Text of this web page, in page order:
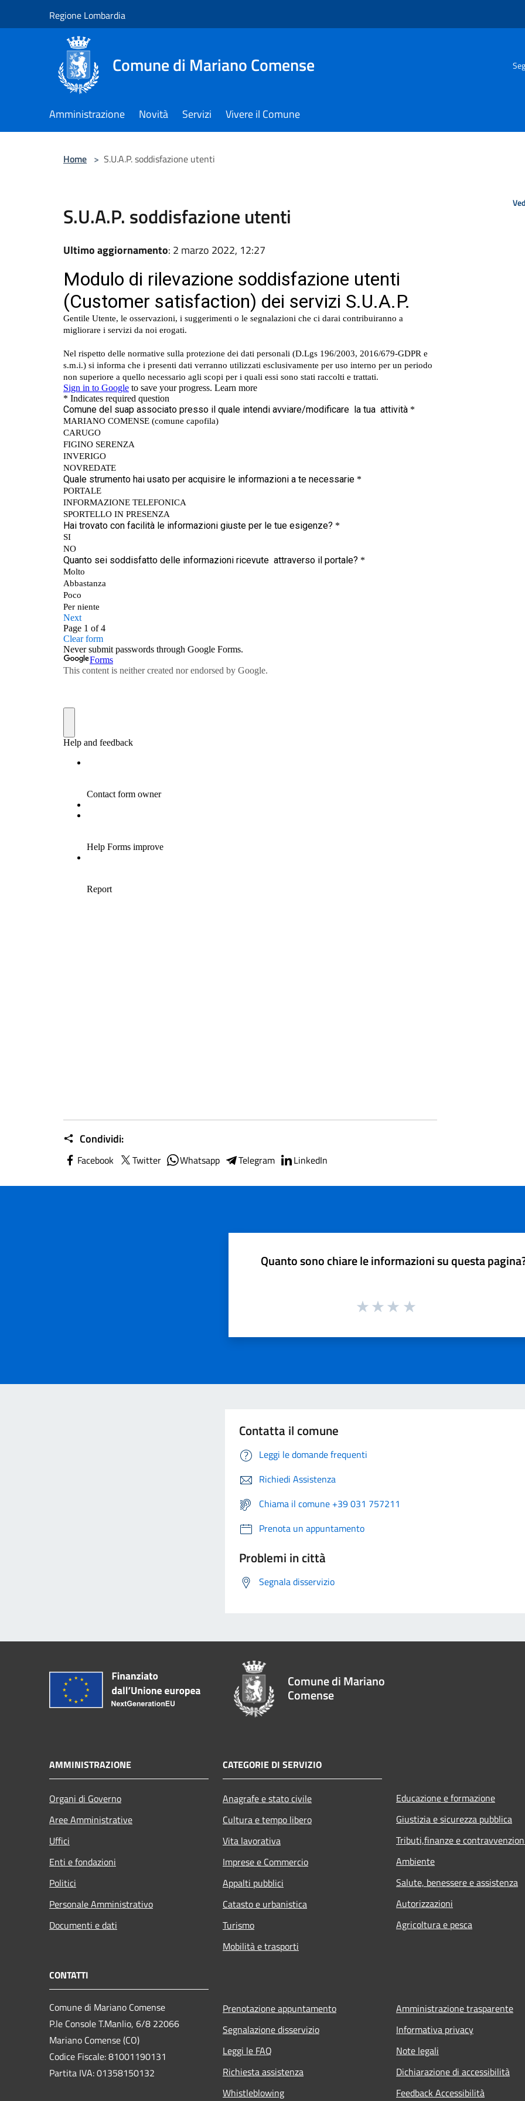
Regione Lombardia
Comune di Mariano Comense
Amministrazione Novità Servizi Vivere il Comune
Home > S.U.A.P. soddisfazione utenti
S.U.A.P. soddisfazione utenti
Ultimo aggiornamento: 2 marzo 2022, 12:27
Condividi:
Facebook Twitter Whatsapp Telegram LinkedIn
Quanto sono chiare le informazioni su questa
Contatta il comune
Leggi le domande frequenti
Richiedi Assistenza
Chiama il comune +39 031 757211
Prenota un appuntamento
Problemi in città
Segnala disservizio
Comune di Mariano
Comense
AMMINISTRAZIONE
Organi di Governo
Aree Amministrative
Uffici
Enti e fondazioni
Politici
Personale Amministrativo
Documenti e dati
CATEGORIE DI SERVIZIO
Anagrafe e stato civile
Cultura e tempo libero
Vita lavorativa
Imprese e Commercio
Appalti pubblici
Catasto e urbanistica
Turismo
Mobilità e trasporti
Educazione e formazione
Giustizia e sicurezza pubblica
Tributi,finanze e
Ambiente
Salute, benessere e assistenza
Autorizzazioni
Agricoltura e pesca
CONTATTI
Comune di Mariano Comense
P.le Console T.Manlio, 6/8 22066
Mariano Comense (CO)
Codice Fiscale: 81001190131
Partita IVA: 01358150132
Prenotazione appuntamento
Segnalazione disservizio
Leggi le FAQ
Richiesta assistenza
Whistleblowing
Amministrazione trasparente
Informativa privacy
Note legali
Dichiarazione di accessibilità
Feedback Accessibilità